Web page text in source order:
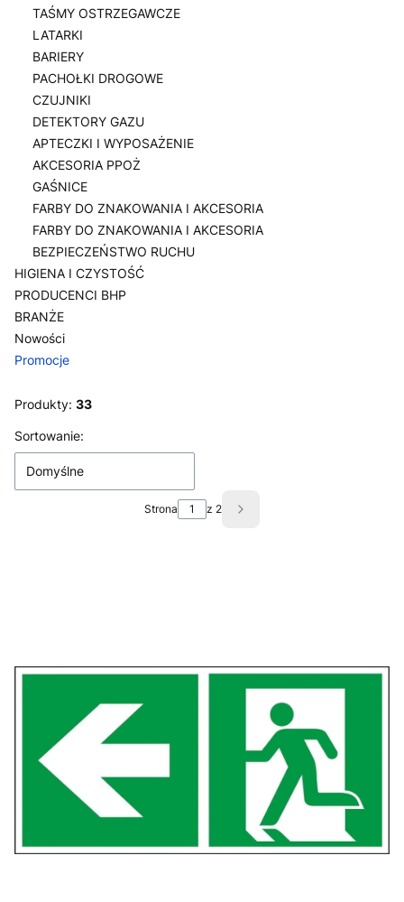
TAŚMY OSTRZEGAWCZE
LATARKI
BARIERY
PACHOŁKI DROGOWE
CZUJNIKI
DETEKTORY GAZU
APTECZKI I WYPOSAŻENIE
AKCESORIA PPOŻ
GAŚNICE
FARBY DO ZNAKOWANIA I AKCESORIA
FARBY DO ZNAKOWANIA I AKCESORIA
BEZPIECZEŃSTWO RUCHU
HIGIENA I CZYSTOŚĆ
PRODUCENCI BHP
BRANŻE
Nowości
Promocje
Produkty: 33
Lista produktów
Sortowanie:
Domyślne
Strona z 2 Następne produkty